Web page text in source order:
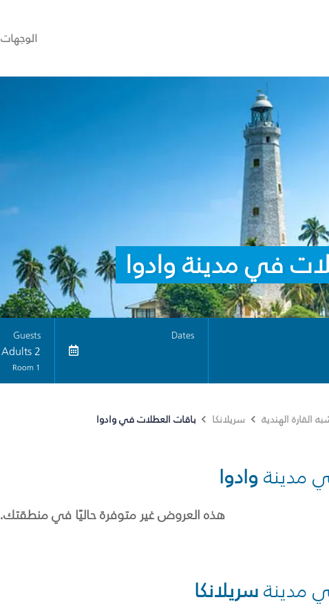
الوجهات
في مدينة وادوا
Dates
Guests
2 Adults
1 Room
القارة الهندية سريلانكا باقات العطلات في وادوا
مدينة وادوا
هذه العروض غير متوفرة حاليًا في منطقتك.
مدينةسريلانكا